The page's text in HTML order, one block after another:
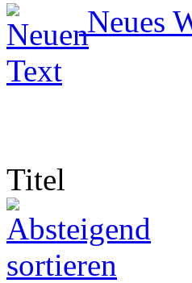
Neues
Titel